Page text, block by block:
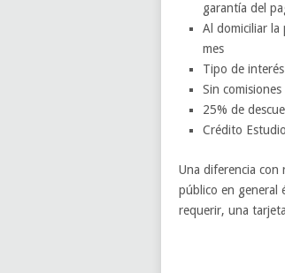
garantía del
Al domiciliar la
mes
Tipo de
Sin
25% de
Crédito
Una diferencia con
público en general
requerir, una